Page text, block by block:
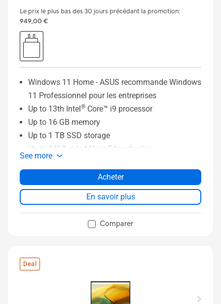
Le prix le plus bas des 30 jours précédant la promotion:
949,00 €
Windows 11 Home - ASUS recommande Windows
11 Professionnel pour les entreprises
Up to 13th Intel® Core™ i9 processor
Up to 16 GB memory
Up to 1 TB SSD storage
Up to 14'' 3-sided NanoEdge display
Optional ASUS Pen2.0 support
WiFi 6E (802.11ax)
See more
Acheter
En savoir plus
Comparer
Deal